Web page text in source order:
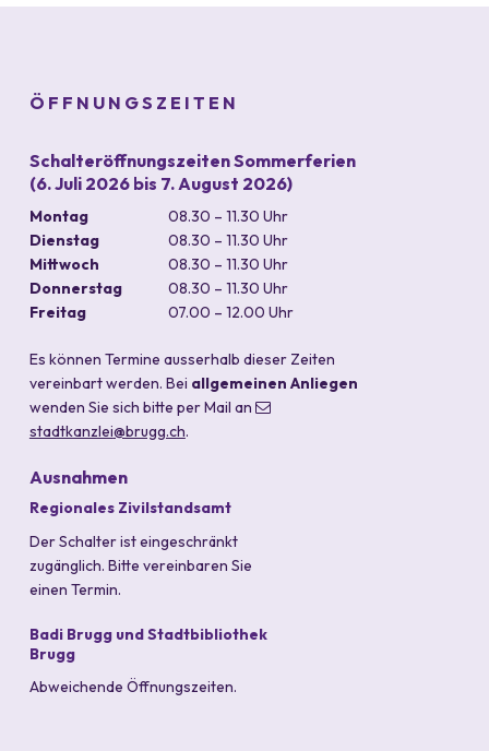
ÖFFNUNGSZEITEN
Schalteröffnungszeiten Sommerferien
(6. Juli 2026 bis 7. August 2026)
Wochentag Vormittag Nachmittag
Montag
08.30 – 11.30 Uhr
Dienstag
08.30 – 11.30 Uhr
Mittwoch
08.30 – 11.30 Uhr
Donnerstag
08.30 – 11.30 Uhr
Freitag
07.00 – 12.00 Uhr
Es können Termine ausserhalb dieser Zeiten
vereinbart werden. Bei allgemeinen Anliegen
wenden Sie sich bitte per Mail an
stadtkanzlei@brugg.ch.
Ausnahmen
Regionales Zivilstandsamt
Der Schalter ist eingeschränkt
zugänglich. Bitte vereinbaren Sie
einen Termin.
Badi Brugg und Stadtbibliothek
Brugg
Abweichende Öffnungszeiten.